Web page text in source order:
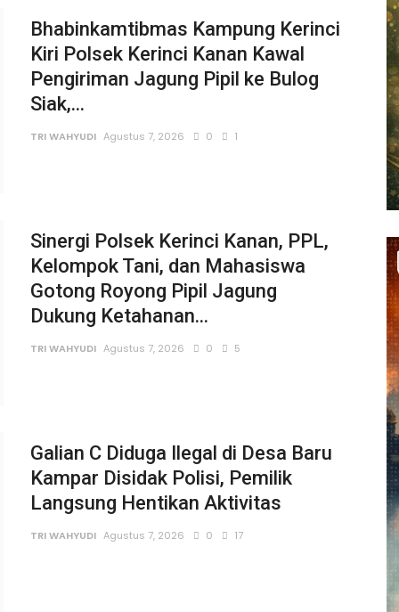
Bhabinkamtibmas Kampung Kerinci
Kiri Polsek Kerinci Kanan Kawal
Pengiriman Jagung Pipil ke Bulog
Siak,...
TRI WAHYUDI Agustus 7, 2026 0 1
Sinergi Polsek Kerinci Kanan, PPL,
Kelompok Tani, dan Mahasiswa
Gotong Royong Pipil Jagung
Dukung Ketahanan...
TRI WAHYUDI Agustus 7, 2026 0 5
Galian C Diduga Ilegal di Desa Baru
Kampar Disidak Polisi, Pemilik
Langsung Hentikan Aktivitas
TRI WAHYUDI Agustus 7, 2026 0 17